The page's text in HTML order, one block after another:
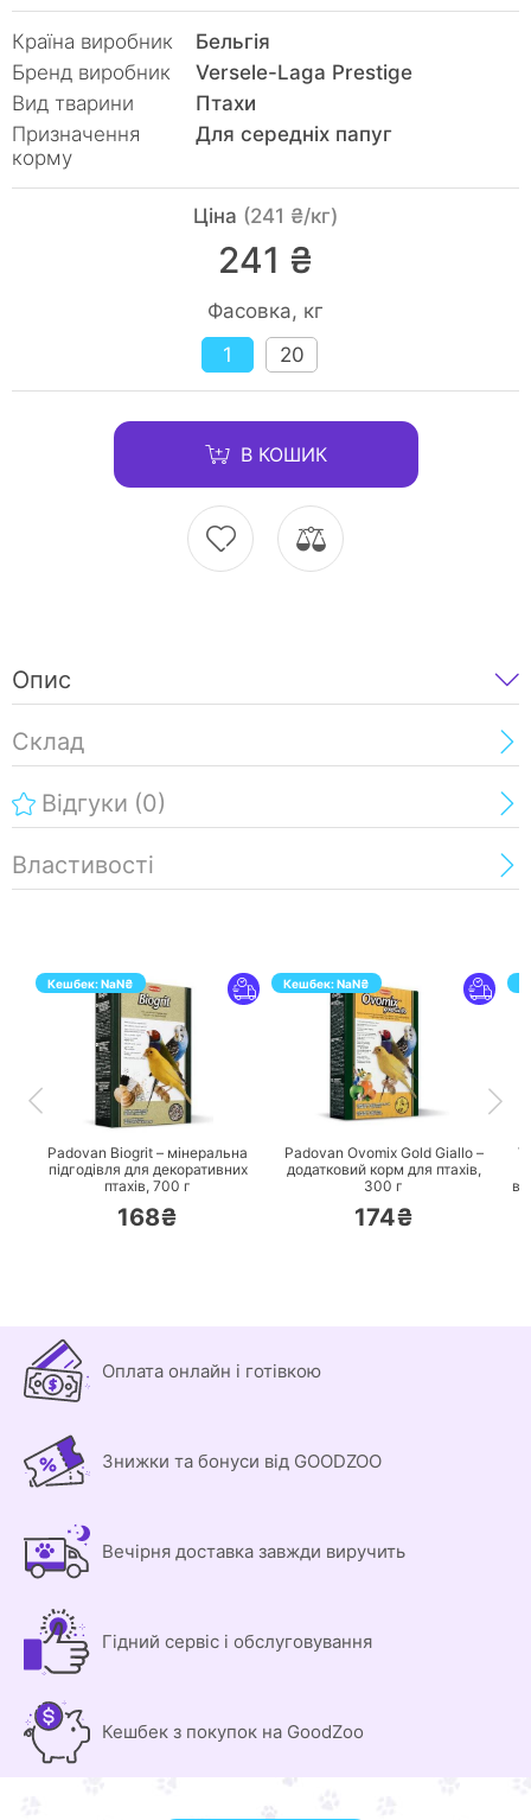
Країна виробник
Бельгія
Бренд виробник
Versele-Laga Prestige
Вид тварини
Птахи
Призначення
корму
Для середніх папуг
Ціна (241 ₴/кг)
241 ₴
Фасовка, кг
1
20
В КОШИК
Опис
Склад
Відгуки (0)
Властивості
Кешбек:NaN₴
ПЕРЕЙТИ
Padovan Biogrit – мінеральна
підгодівля для декоративних
птахів, 700 г
168₴
Кешбек:NaN₴
ПЕРЕЙТИ
Padovan Ovomix Gold Giallo –
додатковий корм для птахів,
300 г
174₴
Оплата онлайн і готівкою
Знижки та бонуси від GOODZOO
Вечірня доставка завжди виручить
Гідний сервіс і обслуговування
Кешбек з покупок на GoodZoo